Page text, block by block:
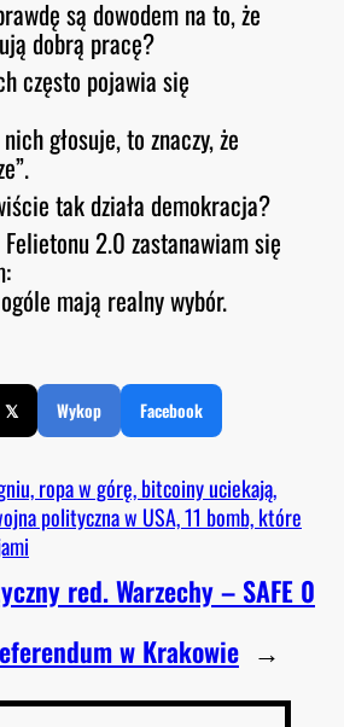
są dowodem na to, że
dobrą pracę?
często pojawia się
głosuje, to znaczy, że
tak działa demokracja?
2.0 zastanawiam się
mają realny wybór.
𝕏 Wykop Facebook
ropa w górę, bitcoiny uciekają,
polityczna w USA, 11 bomb, które
red. Warzechy – SAFE 0
w Krakowie →